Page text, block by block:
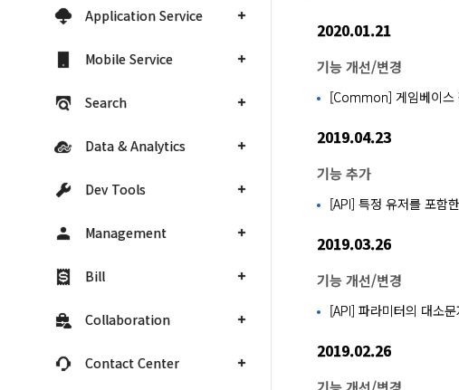
Application Service
Mobile Service
Search
Data & Analytics
Dev Tools
Management
Bill
Collaboration
Contact Center
2020.01.21
기능 개선/변경
[Common] 게임베이스
2019.04.23
기능 추가
[API] 특정 유저를 포함
2019.03.26
기능 개선/변경
[API] 파라미터의 대소
2019.02.26